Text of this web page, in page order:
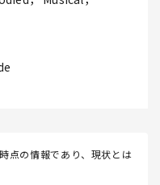
点の情報であり、現状とは